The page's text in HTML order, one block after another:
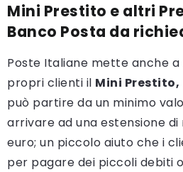
Mini Prestito e altri
Banco Posta da
Poste Italiane mette anche a
propri clienti il Mini Prestito,
può partire da un minimo
arrivare ad una estensione
euro; un piccolo aiuto che i
per pagare dei piccoli debiti